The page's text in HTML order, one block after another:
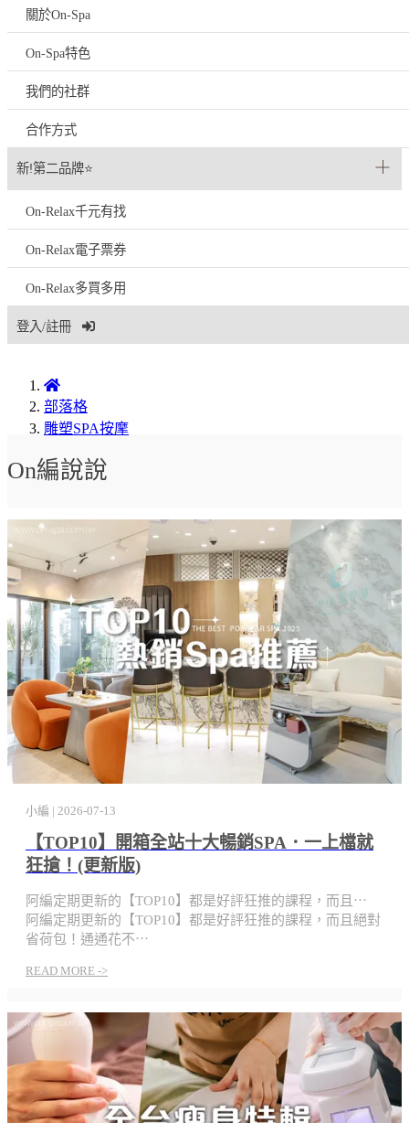
關於On-Spa
On-Spa特色
我們的社群
合作方式
新!第二品牌⭐
On-Relax千元有找
On-Relax電子票券
On-Relax多買多用
登入/註冊
部落格
雕塑SPA按摩
On編說說
【TOP10】開箱全站十大暢銷SPA．一上檔就
狂搶！(更新版)
小編 | 2026-07-13
阿編定期更新的【TOP10】都是好評狂推的課程，而且⋯
阿編定期更新的【TOP10】都是好評狂推的課程，而且絕對
省荷包！通通花不⋯
READ MORE ->